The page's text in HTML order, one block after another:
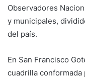
Observadores
y municipales,
del país.
En San Francisco
cuadrilla conformada